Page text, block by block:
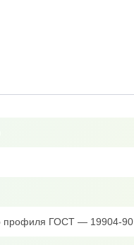
профиля ГОСТ — 19904-90